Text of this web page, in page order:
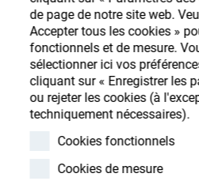
de page de notre site web.
Accepter tous les cookies »
fonctionnels et de mesure.
sélectionner ici vos
cliquant sur « Enregistrer les
ou rejeter les cookies (à
techniquement nécessaires).
Cookies fonctionnels
Cookies de mesure
Ressources
Contact
S'enregistrer
Declamping
complete